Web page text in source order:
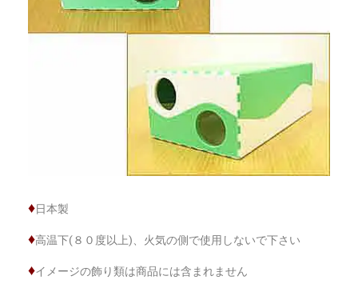
♦日本製
♦高温下(８０度以上)、火気の側で使用しないで下さい
♦イメージの飾り類は商品には含まれません